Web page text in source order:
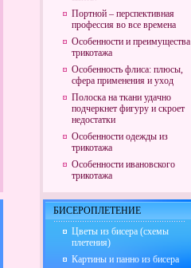
Портной – перспективная
профессия во все времена
Особенности и преимущества
трикотажа
Особенность флиса: плюсы,
сфера применения и уход
Полоска на ткани удачно
подчеркнет фигуру и скроет
недостатки
Особенности одежды из
трикотажа
Особенности ивановского
трикотажа
БИСЕРОПЛЕТЕНИЕ
Цветы из бисера (схемы
плетения)
Картины и панно из бисера